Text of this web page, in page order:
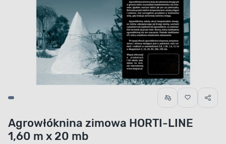
Agrowłóknina zimowa HORTI-LINE
1,60 m x 20 mb